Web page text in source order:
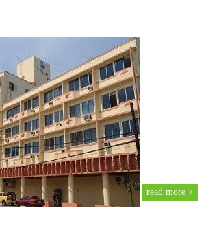
read more +